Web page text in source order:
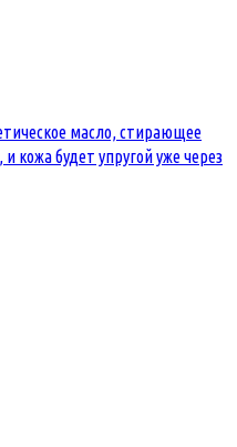
масло, стирающее
кожа будет упругой уже через